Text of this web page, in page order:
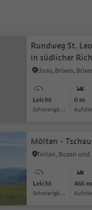
Rundweg St.
in südlicher
Elvas, Brixen,
Leicht
Schwierigkeitsgrad
0 m
Mölten -
Terlan, Bozen
Leicht
Schwierigkeitsgrad
466 m